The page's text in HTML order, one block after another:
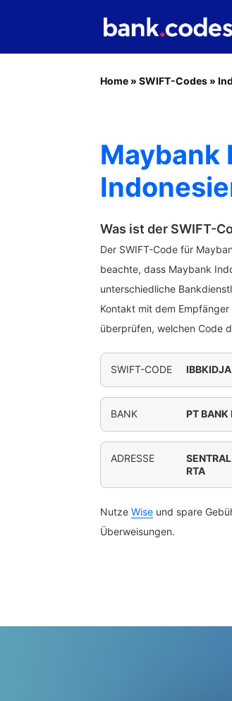
Home » SWIFT-Codes »
Maybank
Was ist der SWIFT-
Der SWIFT-Code für
beachte, dass Maybank
unterschiedliche
Kontakt mit dem
überprüfen, welchen Code
SWIFT-CODE IBBKIDJA
BANK PT BANK
ADRESSE
RTA
Nutze Wise und spare
Überweisungen.